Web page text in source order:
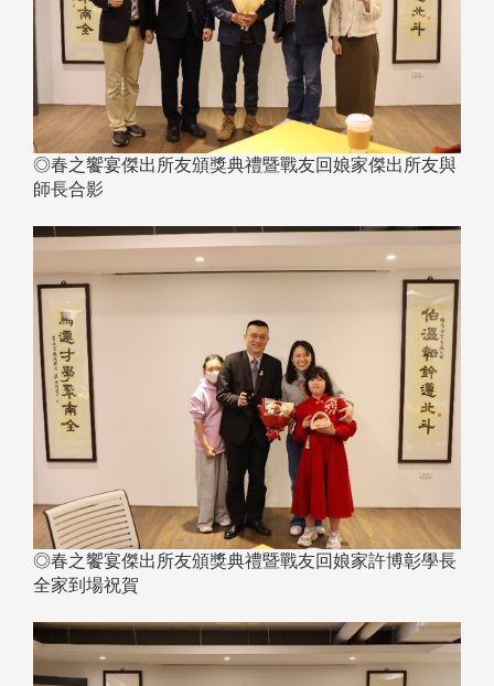
◎春之饗宴傑出所友頒獎典禮暨戰友回娘家傑出所友與
師長合影
◎春之饗宴傑出所友頒獎典禮暨戰友回娘家許博彰學長
全家到場祝賀